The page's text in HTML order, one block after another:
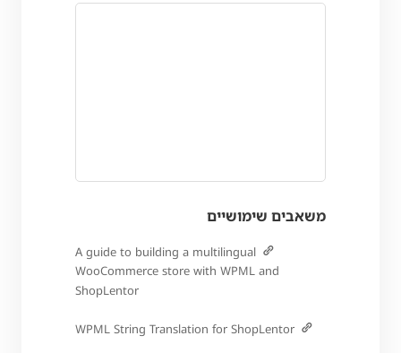
משאבים שימושיים
A guide to building a multilingual
WooCommerce store with WPML and
ShopLentor
WPML String Translation for ShopLentor